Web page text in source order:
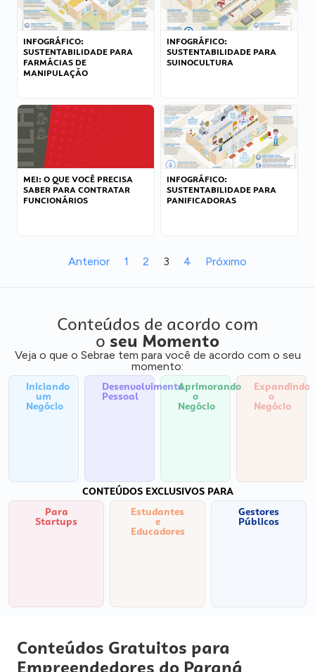
INFOGRÁFICO:
SUSTENTABILIDADE PARA
FARMÁCIAS DE
MANIPULAÇÃO
INFOGRÁFICO:
SUSTENTABILIDADE PARA
SUINOCULTURA
MEI: O QUE VOCÊ PRECISA
SABER PARA CONTRATAR
FUNCIONÁRIOS
INFOGRÁFICO:
SUSTENTABILIDADE PARA
PANIFICADORAS
Anterior 1 2 3 4 Próximo
Conteúdos de acordo com
o seu Momento
Veja o que o Sebrae tem para você de acordo com o seu
momento:
Iniciando
um
Negócio
Desenvolvimento
Pessoal
Aprimorando
o
Negócio
Expandindo
o
Negócio
CONTEÚDOS EXCLUSIVOS PARA
Para
Startups
Estudantes
e
Educadores
Gestores
Públicos
Conteúdos Gratuitos para